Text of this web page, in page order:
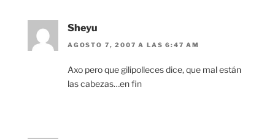
Sheyu
AGOSTO 7, 2007 A LAS 6:47 AM
Axo pero que gilipolleces dice, que mal están
las cabezas…en fin